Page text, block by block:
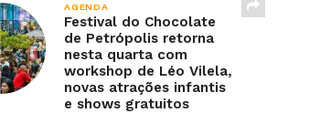
AGENDA
Festival do Chocolate
de Petrópolis retorna
nesta quarta com
workshop de Léo Vilela,
novas atrações infantis
e shows gratuitos